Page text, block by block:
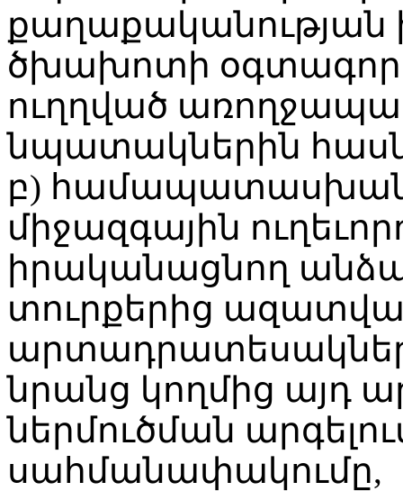
քաղաքականության
ծխախոտի
ուղղված
նպատակներին
բ) համապատասխան
միջազգային
իրականացնող
տուրքերից
նրանց կողմից այդ
ներմուծման
սահմանափակումը,